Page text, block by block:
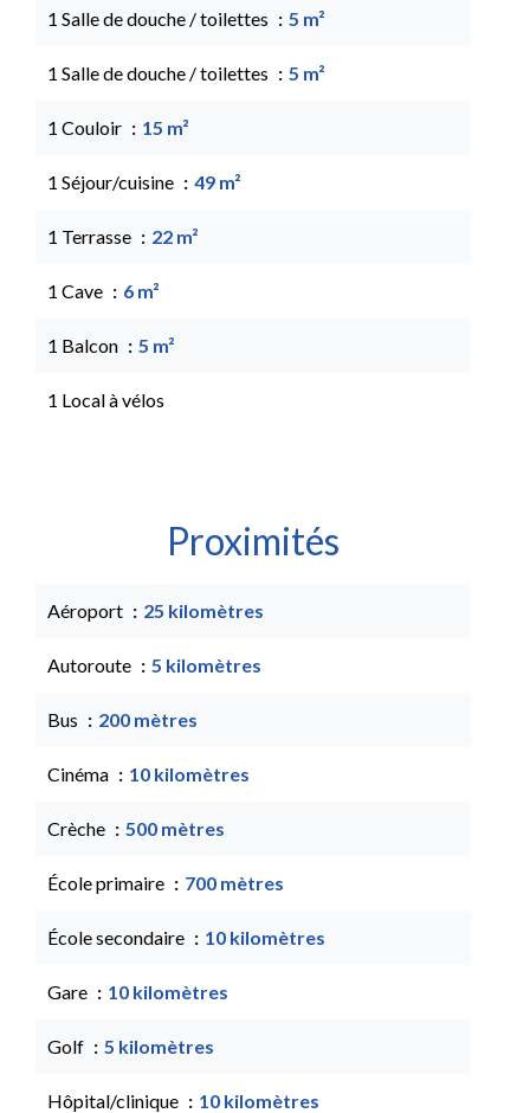
1 Salle de douche / toilettes 5 m²
1 Salle de douche / toilettes 5 m²
1 Couloir 15 m²
1 Séjour/cuisine 49 m²
1 Terrasse 22 m²
1 Cave 6 m²
1 Balcon 5 m²
1 Local à vélos
Proximités
Aéroport 25 kilomètres
Autoroute 5 kilomètres
Bus 200 mètres
Cinéma 10 kilomètres
Crèche 500 mètres
École primaire 700 mètres
École secondaire 10 kilomètres
Gare 10 kilomètres
Golf 5 kilomètres
Hôpital/clinique 10 kilomètres